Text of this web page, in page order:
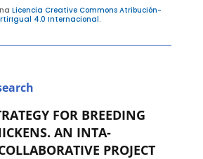
Licencia Creative Commons Atribución-
4.0 Internacional.
FOR BREEDING
AN INTA-
PROJECT